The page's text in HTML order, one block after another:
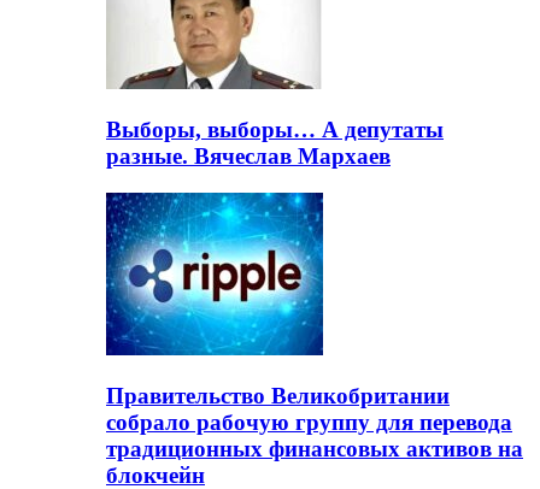
Выборы, выборы… А депутаты
разные. Вячеслав Мархаев
Правительство Великобритании
собрало рабочую группу для перевода
традиционных финансовых активов на
блокчейн